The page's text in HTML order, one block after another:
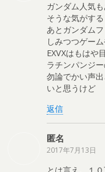
ガンダム人気
そうな気がする
あとガンダム
しみつつゲー
EXVXはもはや
ラチンパンジ
勿論でかい声
いと思うけど
返信
匿名
2017年7月13日
とは言え、１